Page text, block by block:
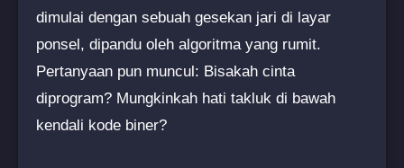
dimulai dengan sebuah gesekan jari di layar
ponsel, dipandu oleh algoritma yang rumit.
Pertanyaan pun muncul: Bisakah cinta
diprogram? Mungkinkah hati takluk di bawah
kendali kode biner?